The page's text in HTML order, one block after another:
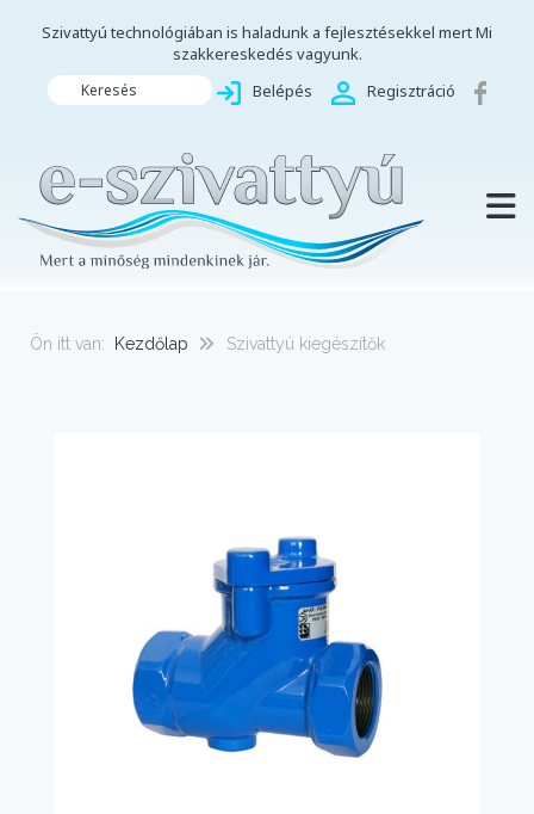
Szivattyú technológiában is haladunk a fejlesztésekkel mert Mi
szakkereskedés vagyunk.
Keresés Belépés Regisztráció
Ön itt van: Kezdőlap Szivattyú kiegészítők